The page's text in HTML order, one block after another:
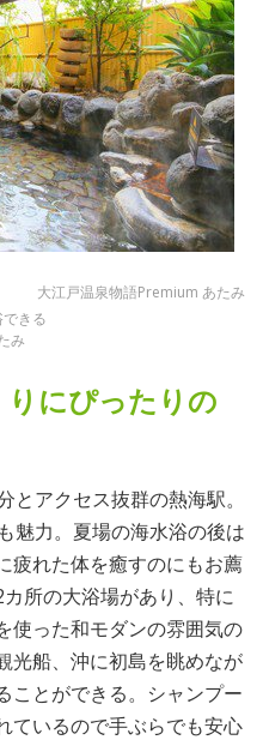
大江戸温泉物語Premium あたみ
きる
み
にぴったりの
アクセス抜群の熱海駅。
魅力。夏場の海水浴の後は
疲れた体を癒すのにもお薦
所の大浴場があり、特に
使った和モダンの雰囲気の
光船、沖に初島を眺めなが
ことができる。シャンプー
ているので手ぶらでも安心